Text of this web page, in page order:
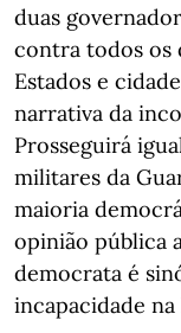
duas
contra todos os
Estados e
narrativa da
Prosseguirá
militares da
maioria
opinião pública
democrata é
incapacidade